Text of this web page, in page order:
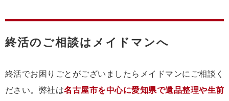
終活のご相談はメイドマンへ
終活でお困りごとがございましたらメイドマンにご相談く
ださい。弊社は名古屋市を中心に愛知県で遺品整理や生前